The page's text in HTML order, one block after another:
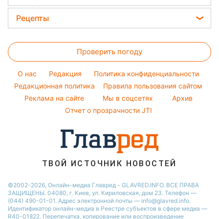
Новости Житомира
Новости Одессы
Новости Харькова
Новости Полтавы
Новости Сум
Новости Черкассы
Новости Ровно
Алла Пугачева
Настя Каменских
Виталий Козловский
Потап
София Ротару
Ольга Сумская
Новости моды
Советы от Андре Тана
Женские стрижки
Окрашивание волос
Красивый маникюр
Головоломки
Тесты по картинке
Оптические иллюзии
Народные приметы
Все о шоу-бизнесе
Рецепты
Простые блюда
Легкие десерты
Напитки
Праздничное меню
Проверить погоду
O нас Редакция
Политика конфиденциальности
Редакционная политика
Правила пользования сайтом
Реклама на сайте
Мы в соцсетях
Архив
Отчет о прозрачности JTI
ТВОЙ ИСТОЧНИК НОВОСТЕЙ
©2002-2026, Онлайн-медиа Главред - GLAVRED.INFO. ВСЕ ПРАВА
ЗАЩИЩЕНЫ. 04080, г. Киев, ул. Кириловская, дом 23. Телефон —
(044) 490-01-01. Адрес электронной почты — info@glavred.info.
Идентификатор онлайн-медиа в Реестре cубъектов в сфере медиа —
R40-01822. Перепечатка, копирование или воспроизведение